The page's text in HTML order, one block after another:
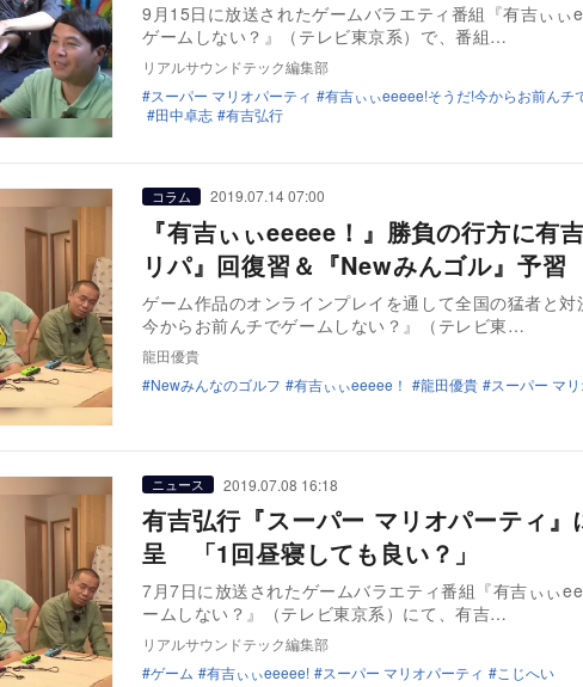
9月15日に放送されたゲームバラエティ番組『有吉ぃ
ゲームしない？』（テレビ東京系）で、番組…
リアルサウンドテック編集部
スーパー マリオパーティ
有吉ぃぃeeeee!そうだ!今からお前んチ
田中卓志
有吉弘行
コラム 2019.07.14 07:00
『有吉ぃぃeeeee！』勝負の行方に有
リパ』回復習＆『Newみんゴル』予習
ゲーム作品のオンラインプレイを通して全国の猛者と
今からお前んチでゲームしない？』（テレビ東…
龍田優貴
Newみんなのゴルフ
有吉ぃぃeeeee！ 龍田優貴 スーパー マ
ニュース 2019.07.08 16:18
有吉弘行『スーパー マリオパーティ
呈 「1回昼寝しても良い？」
7月7日に放送されたゲームバラエティ番組『有吉ぃぃ
ームしない？』（テレビ東京系）にて、有吉…
リアルサウンドテック編集部
ゲーム
有吉ぃぃeeeee! スーパー マリオパーティ こじへい